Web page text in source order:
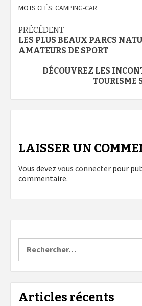
MOTS CLÉS: CAMPING-CAR
Navigation
d’article
PRÉCÉDENT
LES PLUS BEAUX PARCS
AMATEURS DE SPORT
DÉCOUVREZ LES
TOURISME
LAISSER UN
Vous devez vous connecter pour
commentaire.
Articles récents